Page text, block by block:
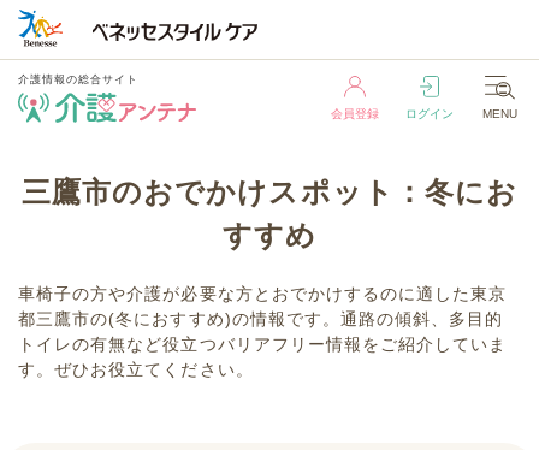
介護情報の総合サイト
会員登録 ログイン MENU
会員登録 ログイン MENU
三鷹市のおでかけスポット：冬にお
すすめ
車椅子の方や介護が必要な方とおでかけするのに適した東京
都三鷹市の(冬におすすめ)の情報です。通路の傾斜、多目的
トイレの有無など役立つバリアフリー情報をご紹介していま
す。ぜひお役立てください。